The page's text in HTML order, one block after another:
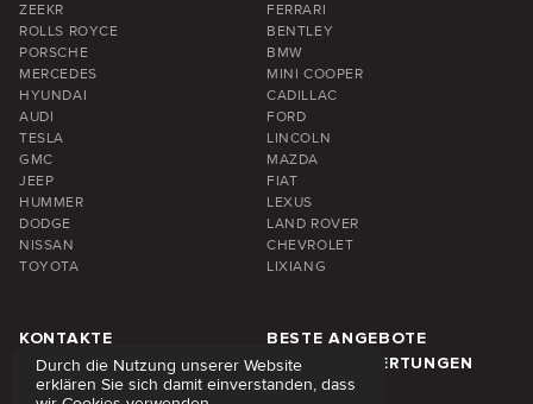
ZEEKR
FERRARI
ROLLS ROYCE
BENTLEY
PORSCHE
BMW
MERCEDES
MINI COOPER
HYUNDAI
CADILLAC
AUDI
FORD
TESLA
LINCOLN
GMC
MAZDA
JEEP
FIAT
HUMMER
LEXUS
DODGE
LAND ROVER
NISSAN
CHEVROLET
TOYOTA
LIXIANG
KONTAKTE
BESTE ANGEBOTE
FAQ
KUNDENBEWERTUNGEN
ÜBER UNS
BLOG
Durch die Nutzung unserer Website
erklären Sie sich damit einverstanden, dass